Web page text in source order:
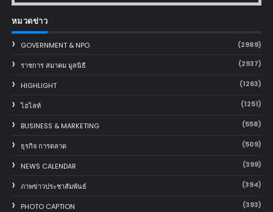
หมวดข่าว
GOVERNMENT & NPO (2989)
ราชการ สมาคม มูลนิธิ (2937)
HIGHLIGHT (1263)
ไฮไลท์ (1251)
BUSINESS & MARKETING (558)
ธุรกิจ การตลาด (509)
NEWS CALENDAR (399)
ภาพข่าวประชาสัมพันธ์ (394)
PHOTO CAPTION (393)